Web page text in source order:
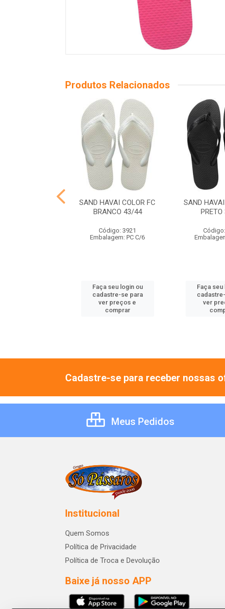
Produtos Relacionados
SAND HAVAI COLOR FC
BRANCO 43/44
Código: 3921
Embalagem: PC C/6
Faça seu login ou
cadastre-se para
ver preços e
comprar
SAND
Faça seu
ver
Cadastre-se para receber nossas
Meus Pedidos
Institucional
Quem Somos
Política de Privacidade
Política de Troca e Devolução
Baixe já nosso APP